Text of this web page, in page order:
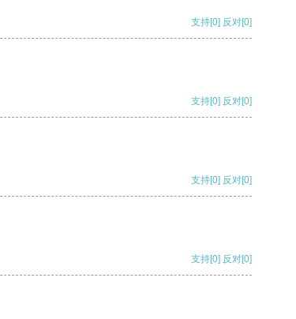
支持[0] 反对[0]
支持[0] 反对[0]
支持[0] 反对[0]
支持[0] 反对[0]